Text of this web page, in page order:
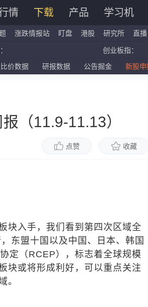
情 下载 产品 学习机
涨跌情报站 盯盘 港股 研究所 直播
创业板指：
红筹指数：
比价数据 研报数据 公告掘金 新股申
（11.9-11.13）
点赞 收藏
块入手，我们看到第四次区域全
，东盟十国以及中国、日本、韩国
定（ RCEP ），标志着全球规模
块或将形成利好，可以重点关注
。